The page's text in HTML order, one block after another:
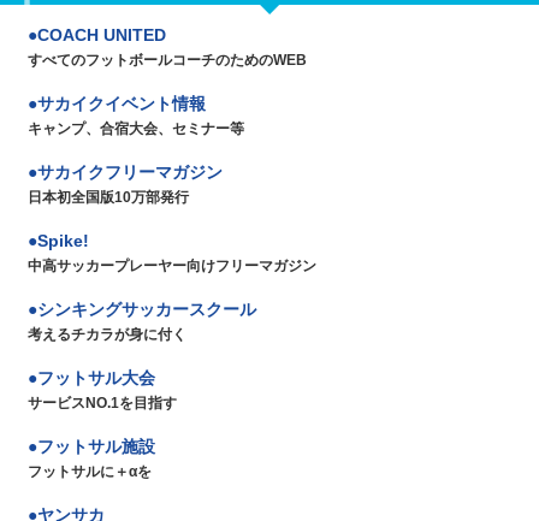
COACH UNITED
すべてのフットボールコーチのためのWEB
サカイクイベント情報
キャンプ、合宿大会、セミナー等
サカイクフリーマガジン
日本初全国版10万部発行
Spike!
中高サッカープレーヤー向けフリーマガジン
シンキングサッカースクール
考えるチカラが身に付く
フットサル大会
サービスNO.1を目指す
フットサル施設
フットサルに＋αを
ヤンサカ